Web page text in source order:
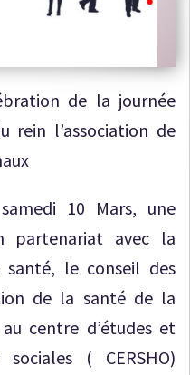
de la journée
rein l’association de
10 Mars, une
partenariat avec la
le conseil des
de la santé de la
centre d’études et
( CERSHO)